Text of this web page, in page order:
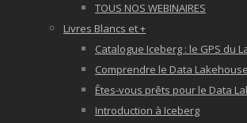
TOUS NOS WEBINAIRES
Livres Blancs et +
Catalogue Iceberg : le GPS du
Comprendre le Data Lakehouse
Êtes-vous prêts pour le Data
Introduction à Iceberg